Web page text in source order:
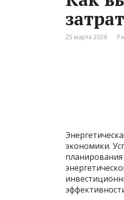
25 марта 2026
экономики.
планирования